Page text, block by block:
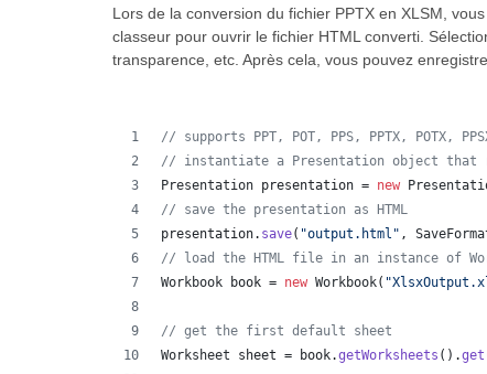
Lors de la conversion du fichier PPTX en XLSM,
classeur pour ouvrir le fichier HTML converti.
transparence, etc. Après cela, vous pouvez
// supports PPT, POT, PPS, PPTX, POTX,
// instantiate a Presentation object that
Presentation presentation = new
// save the presentation as HTML
presentation. save( "output.html" ,
// load the HTML file in an instance of
Workbook
book = new Workbook(
// get the first default sheet
Worksheet
sheet = book.getWorksheets ().get